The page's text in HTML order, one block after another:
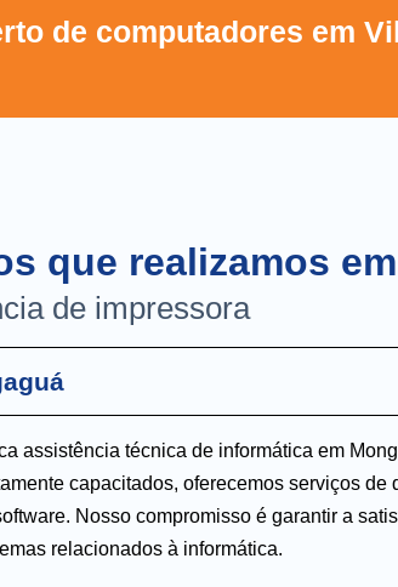
de computadores em
que realizamos
de impressora
assistência técnica de informática em
capacitados, oferecemos serviços de
Nosso compromisso é garantir a
relacionados à informática.